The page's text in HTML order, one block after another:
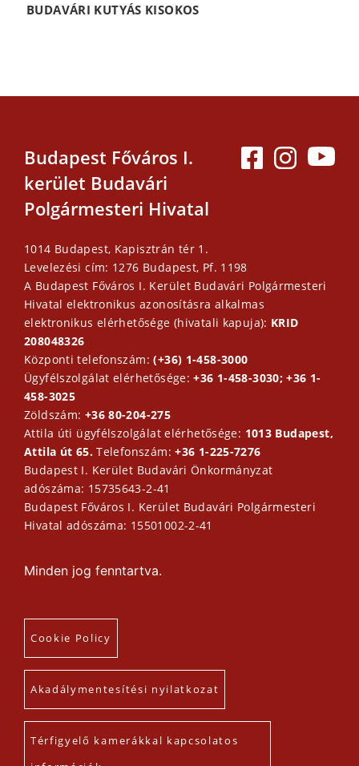
BUDAVÁRI KUTYÁS KISOKOS
Budapest Főváros I.
kerület Budavári
Polgármesteri Hivatal
1014 Budapest, Kapisztrán tér 1.
Levelezési cím: 1276 Budapest, Pf. 1198
A Budapest Főváros I. Kerület Budavári Polgármesteri
Hivatal elektronikus azonosításra alkalmas
elektronikus elérhetősége (hivatali kapuja): KRID
208048326
Központi telefonszám:(+36) 1-458-3000
Ügyfélszolgálat elérhetősége:+36 1-458-3030; +36 1-
458-3025
Zöldszám: +36 80-204-275
Attila úti ügyfélszolgálat elérhetősége: 1013 Budapest,
Attila út 65.Telefonszám:+36 1-225-7276
Budapest I. Kerület Budavári Önkormányzat
adószáma: 15735643-2-41
Budapest Főváros I. Kerület Budavári Polgármesteri
Hivatal adószáma: 15501002-2-41
Minden jog fenntartva.
Cookie Policy
Akadálymentesítési nyilatkozat
Térfigyelő kamerákkal kapcsolatos